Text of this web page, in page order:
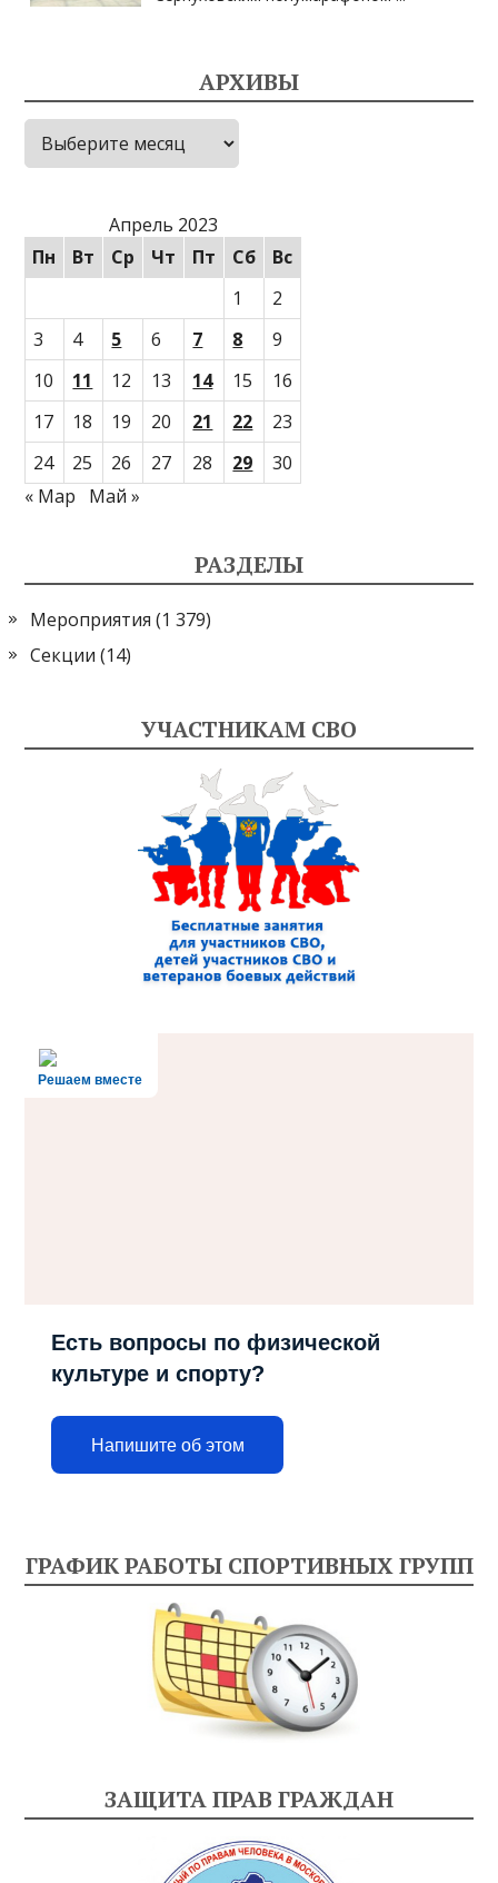
АРХИВЫ
Архивы
Апрель 2023
Пн
Вт Ср Чт Пт Сб
Вс
1
2
3
4 5 6 7 8
9
10
11 12 13 14 15
16
17
18 19 20 21 22
23
24
25 26 27 28 29
30
« Мар
Май »
РАЗДЕЛЫ
Мероприятия (1 379)
Секции (14)
УЧАСТНИКАМ СВО
Решаем вместе
Есть вопросы по физической
культуре и спорту?
Напишите об этом
ГРАФИК РАБОТЫ СПОРТИВНЫХ ГРУПП
ЗАЩИТА ПРАВ ГРАЖДАН